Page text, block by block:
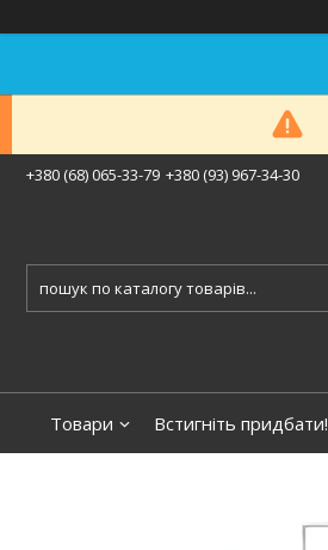
+380 (68) 065-33-79 +380 (93) 967-34-30
Товари Встигніть придбати!